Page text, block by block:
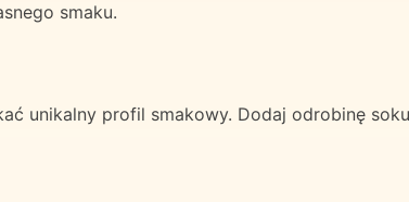
smaku.
unikalny profil smakowy. Dodaj odrobinę